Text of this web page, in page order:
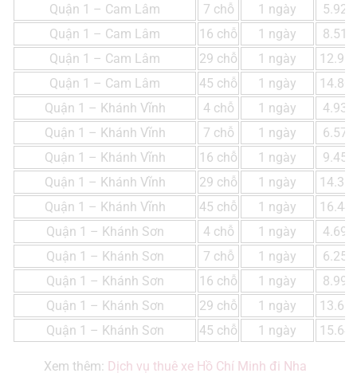
Quận 1 – Cam Lâm
7 chỗ 1 ngày
Quận 1 – Cam Lâm
16 chỗ 1 ngày
Quận 1 – Cam Lâm
29 chỗ 1 ngày
Quận 1 – Cam Lâm
45 chỗ 1 ngày
Quận 1 – Khánh Vĩnh
4 chỗ 1 ngày
Quận 1 – Khánh Vĩnh
7 chỗ 1 ngày
Quận 1 – Khánh Vĩnh
16 chỗ 1 ngày
Quận 1 – Khánh Vĩnh
29 chỗ 1 ngày
Quận 1 – Khánh Vĩnh
45 chỗ 1 ngày
Quận 1 – Khánh Sơn
4 chỗ 1 ngày
Quận 1 – Khánh Sơn
7 chỗ 1 ngày
Quận 1 – Khánh Sơn
16 chỗ 1 ngày
Quận 1 – Khánh Sơn
29 chỗ 1 ngày
Quận 1 – Khánh Sơn
45 chỗ 1 ngày
Xem thêm: Dịch vụ thuê xe Hồ Chí Minh đi Nha